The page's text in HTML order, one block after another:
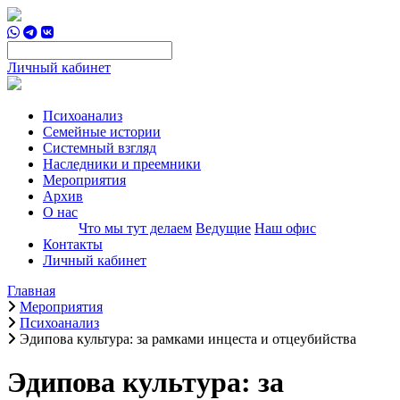
Личный кабинет
Психоанализ
Семейные истории
Системный взгляд
Наследники и преемники
Мероприятия
Архив
О нас
Что мы тут делаем Ведущие Наш офис
Контакты
Личный кабинет
Главная
Мероприятия
Психоанализ
Эдипова культура: за рамками инцеста и отцеубийства
Эдипова культура: за